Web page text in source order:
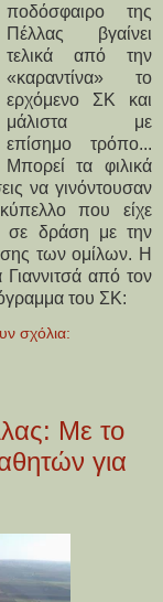
ποδόσφαιρο της
Πέλλας βγαίνει
τελικά από την
«καραντίνα» το
ερχόμενο ΣΚ και
μάλιστα με
επίσημο τρόπο...
Μπορεί τα φιλικά
να γινόντουσαν
που είχε
σε δράση με την
των ομίλων. Η
Γιαννιτσά από τον
του ΣΚ:
σχόλια:
Με το
για